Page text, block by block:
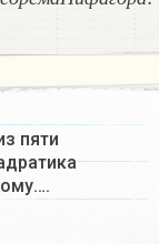
е оремаП ифаг ора
пяти